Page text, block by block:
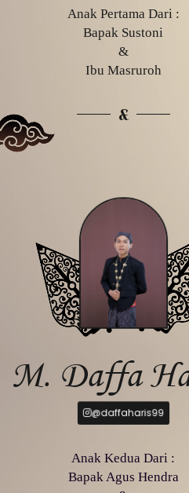
Anak Pertama Dari :
Bapak Sustoni
&
Ibu Masruroh
&
M. Daffa
@daffaharis99
Anak Kedua Dari :
Bapak Agus Hendra